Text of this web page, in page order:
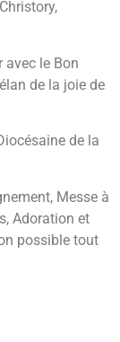
avec le Bon
de la joie de
de la
Messe à
Adoration et
possible tout